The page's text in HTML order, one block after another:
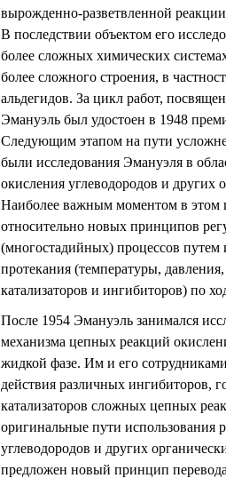
вырожденно-разветвленной
В последствии объектом его
более сложных химических
более сложного строения, в
альдегидов. За цикл работ,
Эмануэль был удостоен в 1948
Следующим этапом на пути
были исследования Эмануэля в
окисления углеводородов и других
Наиболее важным моментом в этом
относительно новых принципов
(многостадийных) процессов путем
протекания (температуры, давления,
катализаторов и ингибиторов) по
После 1954 Эмануэль занимался
механизма цепных реакций
жидкой фазе. Им и его
действия различных ингибиторов,
катализаторов сложных цепных
оригинальные пути использования
углеводородов и других
предложен новый принцип